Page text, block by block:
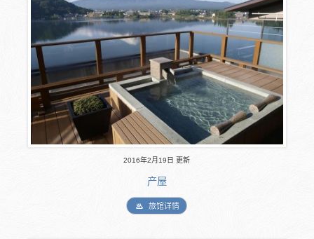
2016年2月19日 更新
产屋
旅馆详情